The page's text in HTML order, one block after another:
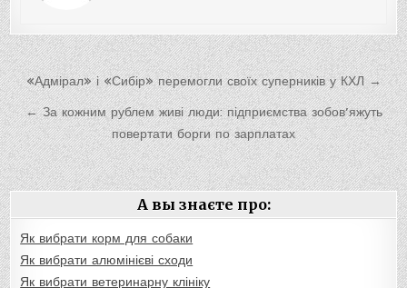
Навигация
по
записям
«Адмірал» і «Сибір» перемогли своїх суперників у КХЛ →
← За кожним рублем живі люди: підприємства зобов’яжуть
повертати борги по зарплатах
А вы знаєте про:
Як вибрати корм для собаки
Як вибрати алюмінієві сходи
Як вибрати ветеринарну клініку